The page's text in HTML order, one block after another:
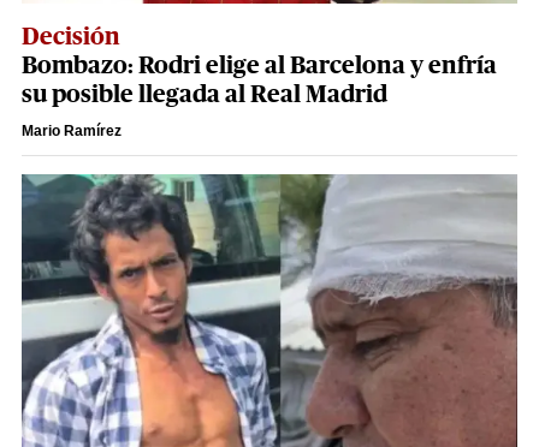
Decisión
Bombazo: Rodri elige al Barcelona y enfría
su posible llegada al Real Madrid
Mario Ramírez